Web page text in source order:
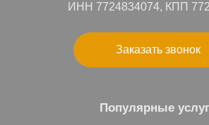
ИНН 7724834074, КПП
Заказать звонок
Популярные